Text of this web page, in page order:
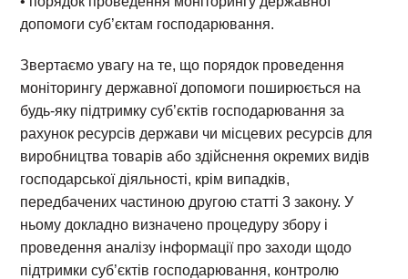
допомоги суб’єктам господарювання.
Звертаємо увагу на те, що порядок проведення
моніторингу державної допомоги поширюється на
будь-яку підтримку суб’єктів господарювання за
рахунок ресурсів держави чи місцевих ресурсів для
виробництва товарів або здійснення окремих видів
господарської діяльності, крім випадків,
передбачених частиною другою статті 3 закону. У
ньому докладно визначено процедуру збору і
проведення аналізу інформації про заходи щодо
підтримки суб’єктів господарювання, контролю